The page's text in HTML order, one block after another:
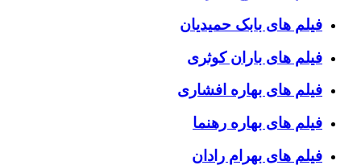
فیلم های بابک حمیدیان
فیلم های باران کوثری
فیلم های بهاره افشاری
فیلم های بهاره رهنما
فیلم های بهرام رادان